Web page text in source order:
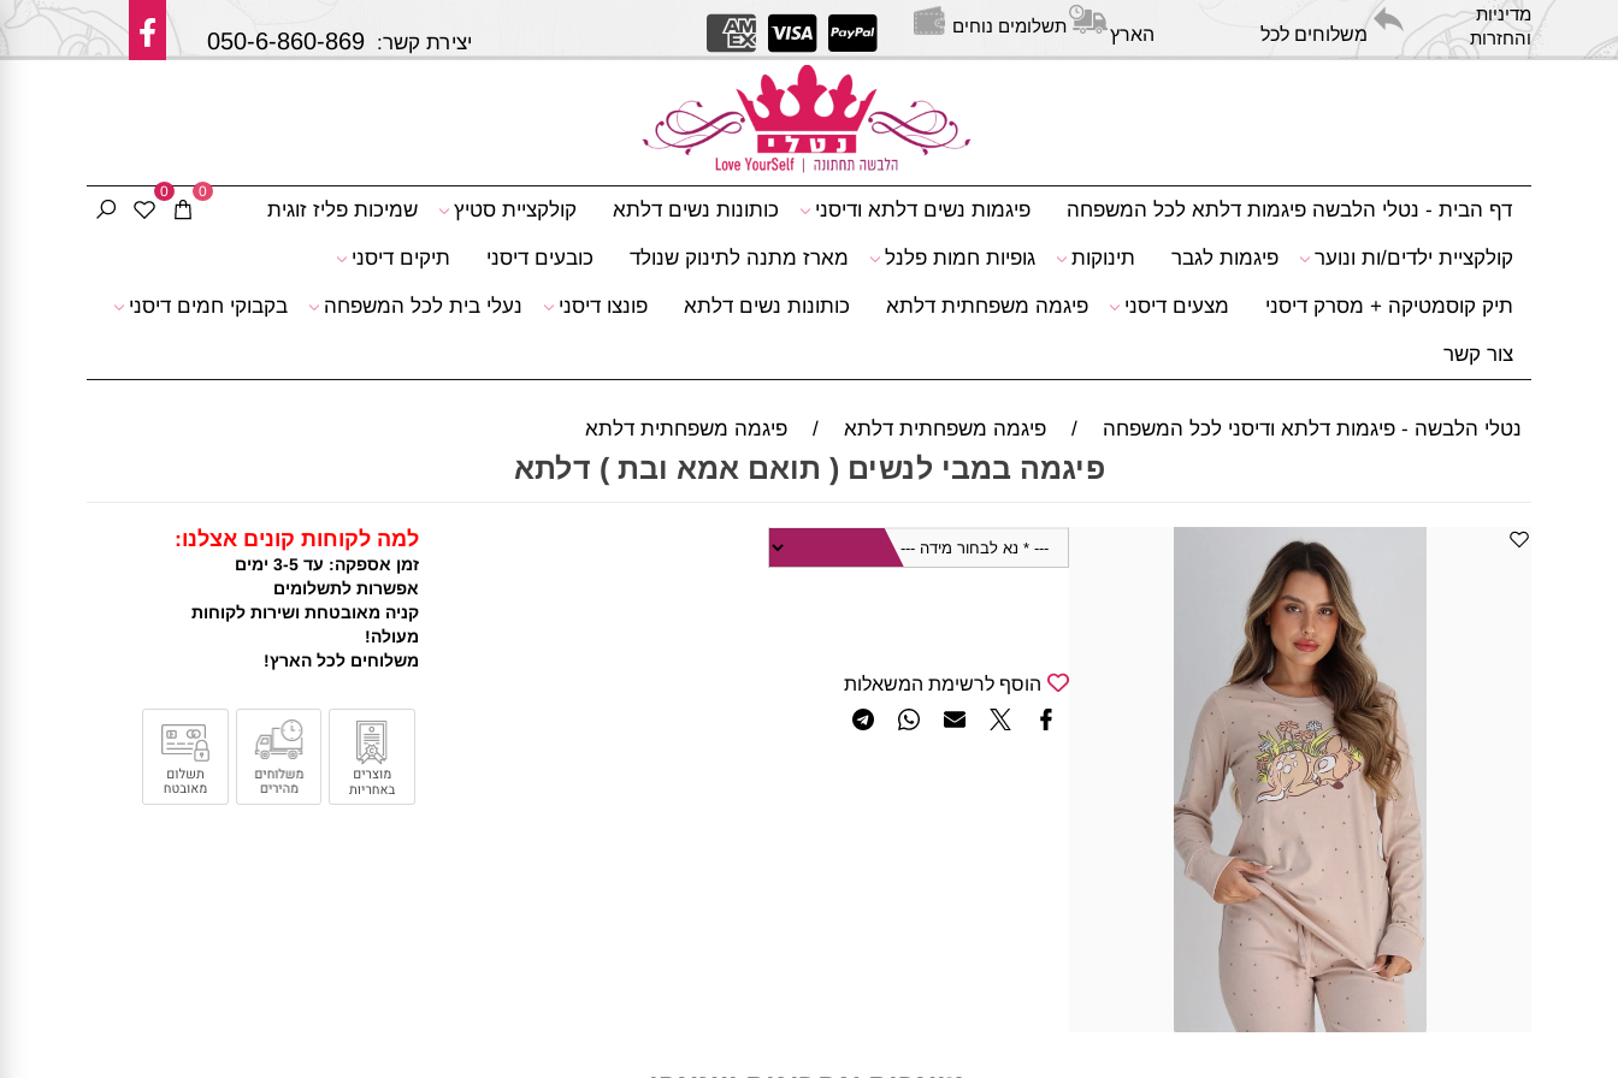
מדיניות
והחזרות
משלוחים לכל הארץ תשלומים נוחים
יצירת קשר: 050-6-860-869
0 0
דף הבית - נטלי הלבשה פיגמות דלתא לכל המשפחה פיגמות נשים דלתא ודיסני כותונות נשים דלתא קולקציית סטיץ שמיכות פליז זוגית
קולקציית ילדים/ות ונוער פיגמות לגבר תינוקות גופיות חמות פלנל מארז מתנה לתינוק שנולד כובעים דיסני תיקים דיסני
תיק קוסמטיקה + מסרק דיסני מצעים דיסני פיגמה משפחתית דלתא כותונות נשים דלתא פונצו דיסני נעלי בית לכל המשפחה בקבוקי חמים דיסני
צור קשר
נטלי הלבשה - פיגמות דלתא ודיסני לכל המשפחה / פיגמה משפחתית דלתא / פיגמה משפחתית דלתא
פיגמה במבי לנשים ( תואם אמא ובת ) דלתא
הוסף לרשימת המשאלות
למה לקוחות קונים אצלנו:
זמן אספקה: עד 3-5 ימים
אפשרות לתשלומים
קניה מאובטחת ושירות לקוחות
מעולה!
משלוחים לכל הארץ!